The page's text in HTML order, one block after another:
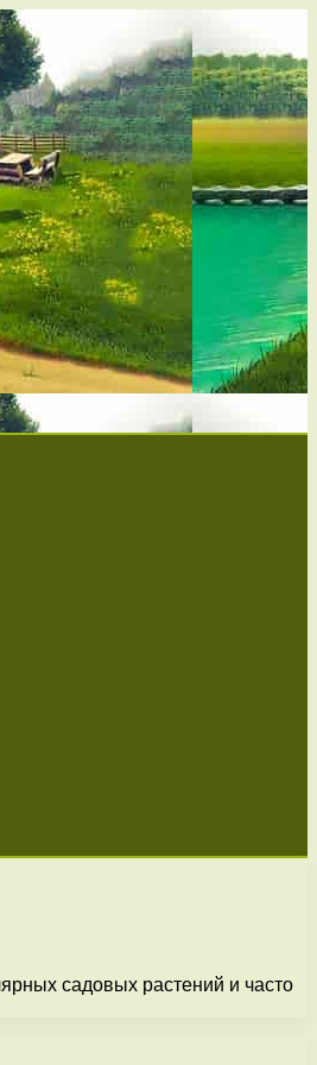
садовых растений и часто